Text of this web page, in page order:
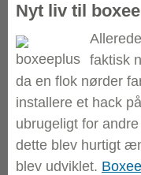
Nyt liv til
Aller
faktisk
da en flok nørder
installere et hack
ubrugeligt for
dette blev hurtigt
blev udviklet.